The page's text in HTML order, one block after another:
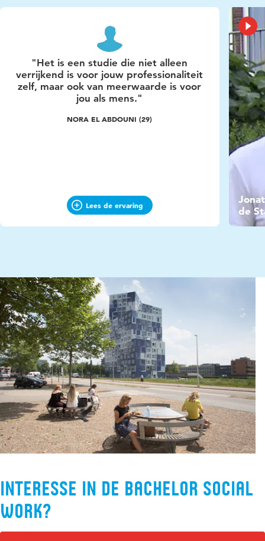
"Het is een studie die niet alleen
verrijkend is voor jouw professionaliteit
zelf, maar ook van meerwaarde is voor
jou als mens."
NORA EL ABDOUNI (29)
Lees de ervaring
Video
de
Interesse in de bachelor Social
Work?